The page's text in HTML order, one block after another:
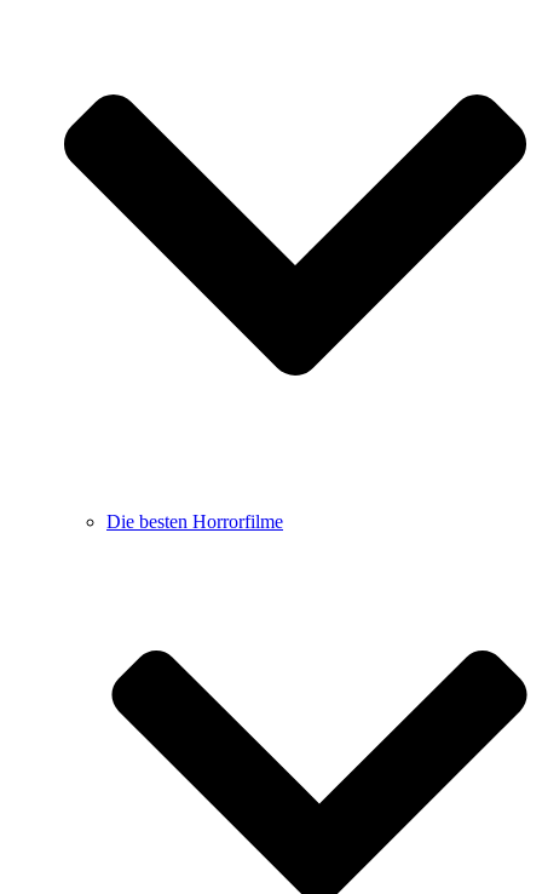
Die besten Horrorfilme